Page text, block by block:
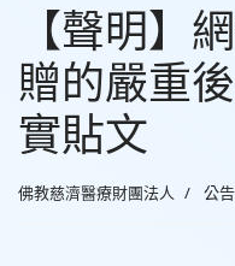
【聲明】
贈的嚴重
實貼文
佛教慈濟醫療財團法人 公告